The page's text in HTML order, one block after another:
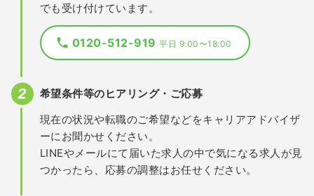
でも受け付けています。
0120-512-919平日 9:00〜18:00
希望条件等のヒアリング・ご応募
現在の状況や転職のご希望などをキャリアアドバイザ
ーにお聞かせください。
LINEやメールにて届いた求人の中で気になる求人が見
つかったら、応募の調整はお任せください。